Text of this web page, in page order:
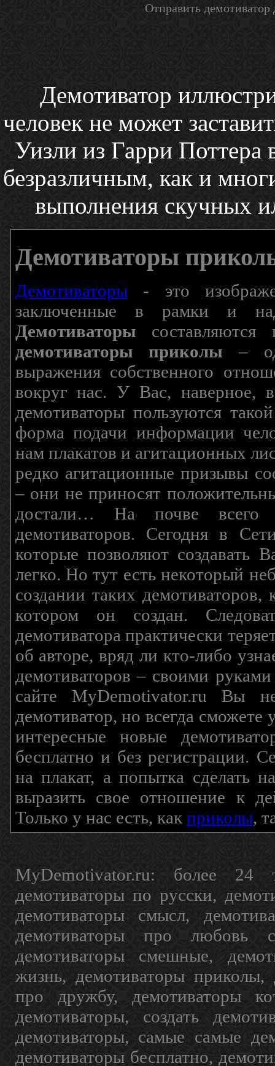
Отправить
Демотиватор
человек не может
Уизли из Гарри
безразличным, как и
выполнения скучных
Демотиваторы
Демотиваторы- это
заключенные в рамки и
Демотиваторы составляются
демотиваторы приколы –
выражения собственного
вокруг нас. У Вас, наверное,
демотиваторы пользуются
форма подачи информации
нам плакатов и агитационных
редко агитационные призывы
– они не приносят
достали… На почве всего
демотиваторов. Сегодня в
которые позволяют создавать
легко. Но тут есть некоторый
создании таких
котором он создан.
демотиватора практически
об авторе, вряд ли кто-либо
демотиваторов – своими
сайте MyDemotivator.ru Вы
демотиватор, но всегда сможете
интересные новые
бесплатно и без регистрации.
на плакат, а попытка
выразить свое отношение к
Только у нас есть, как приколы,
MyDemotivator.ru: более 24
демотиваторы по русски,
демотиваторы смысл,
демотиваторы про любовь
демотиваторы смешные,
жизнь, демотиваторы приколы,
про дружбу, демотиваторы
демотиваторы, создать
демотиваторы, самые самые
демотиваторы бесплатно,